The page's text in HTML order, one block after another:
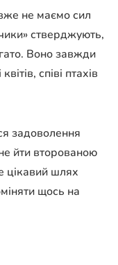
не маємо сил
стверджують,
Воно завжди
співі птахів
задоволення
йти второваною
цікавий шлях
щось на